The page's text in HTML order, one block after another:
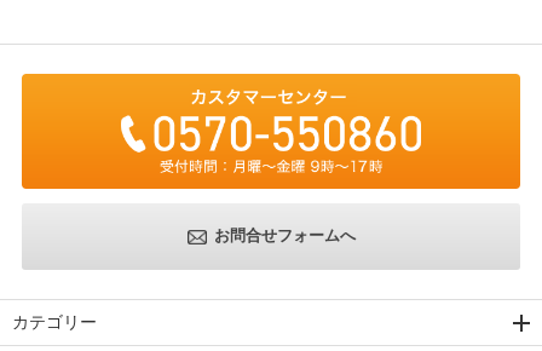
お問合せフォームへ
カテゴリー